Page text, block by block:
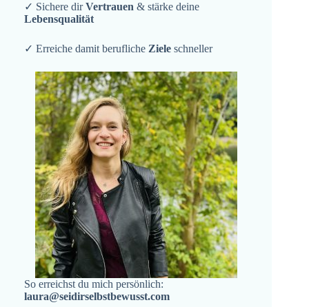
✓ Sichere dirVertrauen & stärke deine
Lebensqualität
✓ Erreiche damit berufliche Ziele schneller
So erreichst du mich persönlich:
laura@seidirselbstbewusst.com